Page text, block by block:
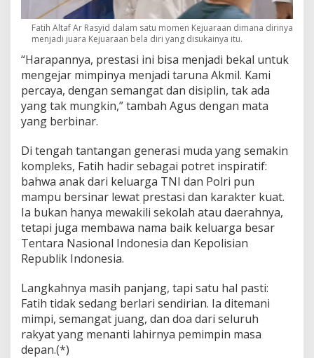
Fatih Altaf Ar Rasyid dalam satu momen Kejuaraan dimana dirinya
menjadi juara Kejuaraan bela diri yang disukainya itu.
“Harapannya, prestasi ini bisa menjadi bekal untuk
mengejar mimpinya menjadi taruna Akmil. Kami
percaya, dengan semangat dan disiplin, tak ada
yang tak mungkin,” tambah Agus dengan mata
yang berbinar.
Di tengah tantangan generasi muda yang semakin
kompleks, Fatih hadir sebagai potret inspiratif:
bahwa anak dari keluarga TNI dan Polri pun
mampu bersinar lewat prestasi dan karakter kuat.
Ia bukan hanya mewakili sekolah atau daerahnya,
tetapi juga membawa nama baik keluarga besar
Tentara Nasional Indonesia dan Kepolisian
Republik Indonesia.
Langkahnya masih panjang, tapi satu hal pasti:
Fatih tidak sedang berlari sendirian. Ia ditemani
mimpi, semangat juang, dan doa dari seluruh
rakyat yang menanti lahirnya pemimpin masa
depan.(*)